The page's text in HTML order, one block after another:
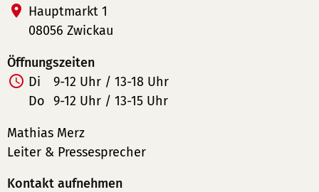
Hauptmarkt 1
08056 Zwickau
Öffnungszeiten
Di
9-12 Uhr / 13-18 Uhr
Do 9-12 Uhr / 13-15 Uhr
Mathias Merz
Leiter & Pressesprecher
Kontakt aufnehmen